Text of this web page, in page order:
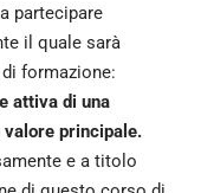
partecipare
il quale sarà
formazione:
attiva di una
principale.
e a titolo